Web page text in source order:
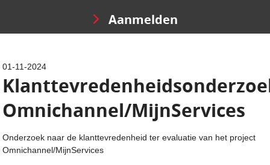
Aanmelden
01-11-2024
Omnichannel/MijnServices
Onderzoek naar de klanttevredenheid ter evaluatie van het project
Omnichannel/MijnServices